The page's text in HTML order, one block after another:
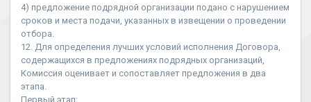
4) предложение подрядной организации подано с нарушением
сроков и места подачи, указанных в извещении о проведении
отбора.
12. Для определения лучших условий исполнения Договора,
содержащихся в предложениях подрядных организаций,
Комиссия оценивает и сопоставляет предложения в два
этапа.
Первый этап: